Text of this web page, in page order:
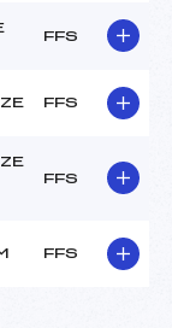
FFS
FFS
FFS
FFS